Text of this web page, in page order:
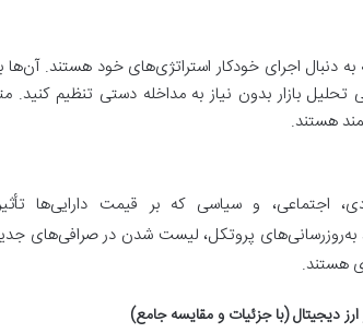
به دنبال اجرای خودکار استراتژی‌های خود هستند.
اجتماعی، و سیاسی که بر قیمت دارایی‌ها
به‌روزرسانی‌های پروتکل، لیست شدن در صرافی‌های
هستند.
ارز دیجیتال (با جزئیات و مقایسه جامع)